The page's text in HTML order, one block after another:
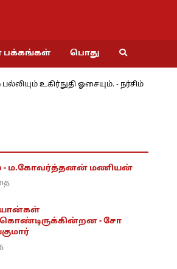
பக்கங்கள் பொது
உகிர்நுதி ஓசையும். - நர்சிம்
ம.கோவர்த்தனன் மணியன்
- சோ